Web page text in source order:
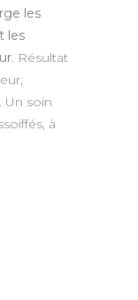
les
les
. Résultat
Un soin
à